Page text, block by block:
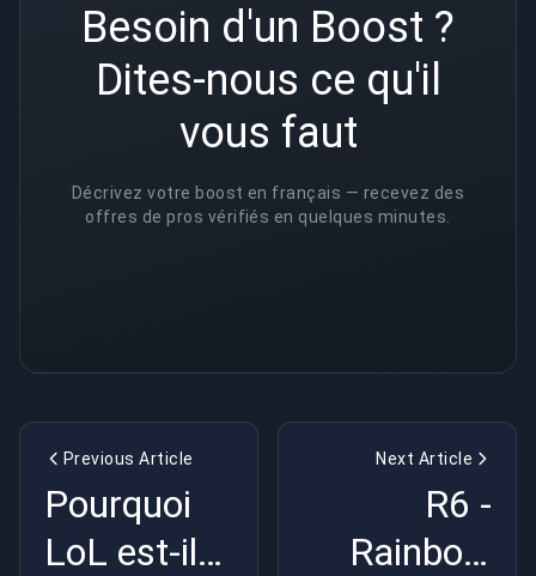
Besoin d'un Boost ?
Dites-nous ce qu'il
vous faut
Décrivez votre boost en français — recevez des
offres de pros vérifiés en quelques minutes.
Previous Article
Pourquoi
LoL est-il
Next Article
R6 -
Rainbow